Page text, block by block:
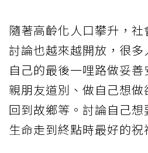
隨著高齡化人口攀升，
討論也越來越開放，很
自己的最後一哩路做妥
親朋友道別、做自己想做
回到故鄉等。討論自己想
生命走到終點時最好的祝